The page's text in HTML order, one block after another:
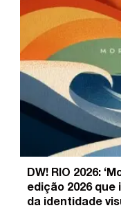
DW! RIO 2026:
edição 2026
da identidade